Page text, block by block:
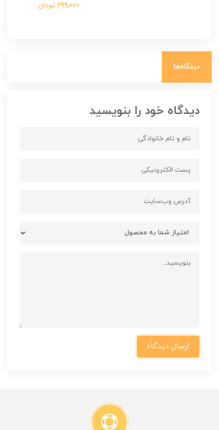
699,000 تومان
دیدگاه‌ها
دیدگاه خود را بنویسید
ارسال دیدگاه